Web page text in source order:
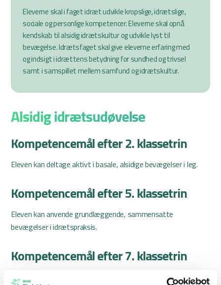
Eleverne skal i faget idræt udvikle kropslige, idrætslige,
sociale og personlige kompetencer. Eleverne skal opnå
kendskab til alsidig idrætskultur og udvikle lyst til
bevægelse. Idrætsfaget skal give eleverne erfaring med
og indsigt i idrættens betydning for sundhed og trivsel
samt i samspillet mellem samfund og idrætskultur.
Alsidig idrætsudøvelse
Kompetencemål efter 2. klassetrin
Eleven kan deltage aktivt i basale, alsidige bevægelser i leg.
Kompetencemål efter 5. klassetrin
Eleven kan anvende grundlæggende, sammensatte
bevægelser i idrætspraksis.
Kompetencemål efter 7. klassetrin
Eleven kan anvende sammensatte bevægelser i udvikling af